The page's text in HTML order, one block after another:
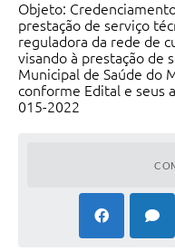
Objeto:
prestação de serviço
reguladora da rede de
visando à prestação de
Municipal de Saúde do
conforme Edital e seus
015-2022